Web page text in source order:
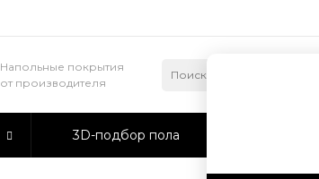
Напольные покрытия
от производителя
3D-подбор пола